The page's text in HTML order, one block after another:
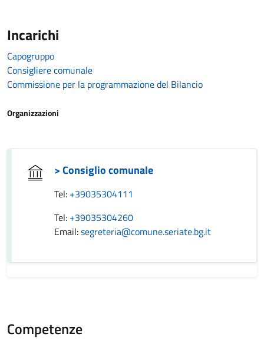
Incarichi
Capogruppo
Consigliere comunale
Commissione per la programmazione del Bilancio
Organizzazioni
> Consiglio comunale
Tel: +39035304111
Tel: +39035304260
Email:segreteria@comune.seriate.bg.it
Competenze